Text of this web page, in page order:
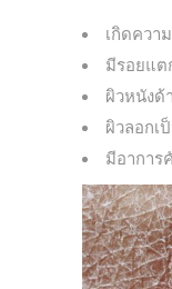
เกิดควา
มีรอยแต
ผิวหนังด้
ผิวลอกเ
มีอาการ